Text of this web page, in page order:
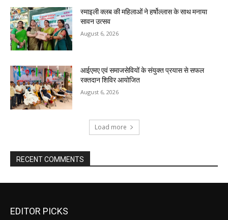
स्माइली क्लब की महिलाओं ने हर्षोल्लास के साथ मनाया
सावन उत्सव
August 6, 2026
आईएमए एवं समाजसेवियों के संयुक्त प्रयास से सफल
रक्तदान शिविर आयोजित
August 6, 2026
Load more
RECENT COMMENTS
EDITOR PICKS